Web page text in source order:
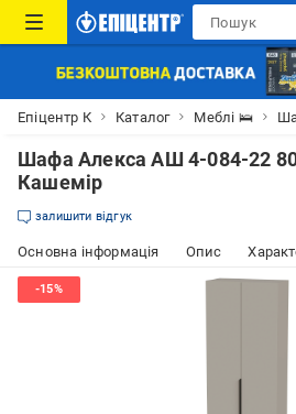
Епіцентр К Каталог Меблі 🛌
Шафа Алекса АШ 4-084-22
Кашемір
залишити відгук
Основна інформація Опис